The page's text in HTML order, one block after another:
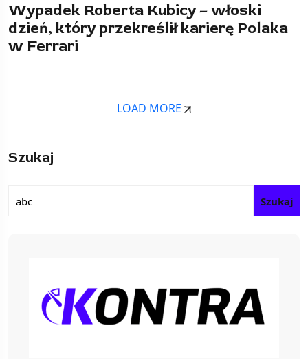
Wypadek Roberta Kubicy – włoski
dzień, który przekreślił karierę Polaka
w Ferrari
LOAD MORE
Szukaj
Szukaj